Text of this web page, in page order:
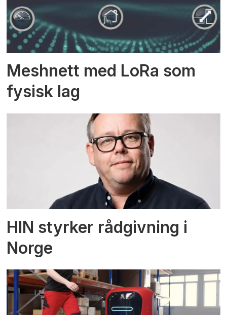
Meshnett med LoRa som
fysisk lag
HIN styrker rådgivning i
Norge